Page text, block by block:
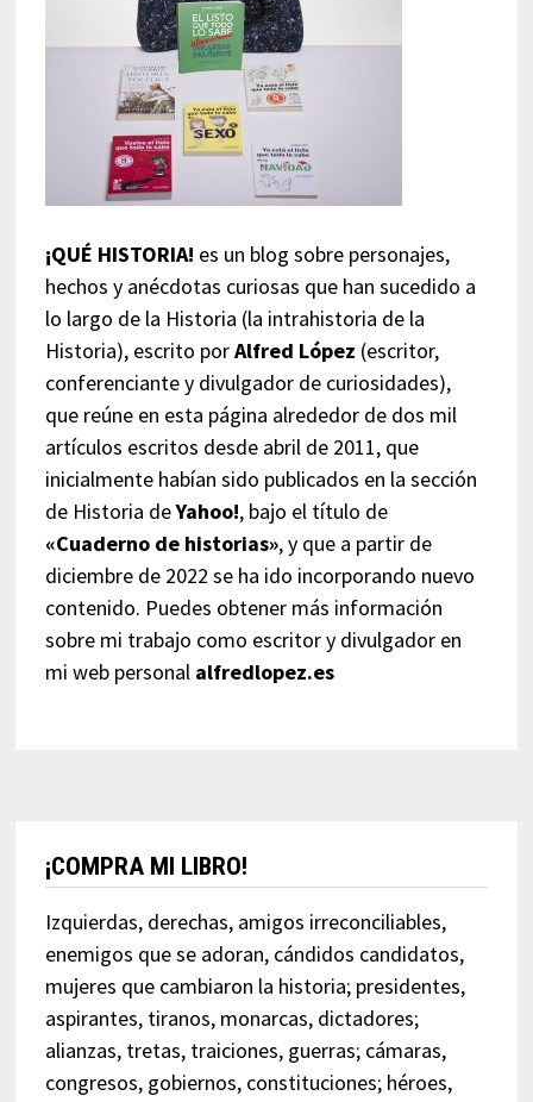
¡QUÉ HISTORIA! es un blog sobre personajes,
hechos y anécdotas curiosas que han sucedido a
lo largo de la Historia (la intrahistoria de la
Historia), escrito porAlfred López (escritor,
conferenciante y divulgador de curiosidades),
que reúne en esta página alrededor de dos mil
artículos escritos desde abril de 2011, que
inicialmente habían sido publicados en la sección
de Historia deYahoo!, bajo el título de
«Cuaderno de historias», y que a partir de
diciembre de 2022 se ha ido incorporando nuevo
contenido. Puedes obtener más información
sobre mi trabajo como escritor y divulgador en
mi web personal alfredlopez.es
¡COMPRA MI LIBRO!
Izquierdas, derechas, amigos irreconciliables,
enemigos que se adoran, cándidos candidatos,
mujeres que cambiaron la historia; presidentes,
aspirantes, tiranos, monarcas, dictadores;
alianzas, tretas, traiciones, guerras; cámaras,
congresos, gobiernos, constituciones; héroes,